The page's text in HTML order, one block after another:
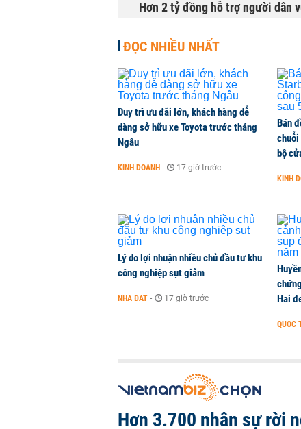
Hơn 2 tỷ đồng hỗ trợ người dân
Giá thực phẩm, rau xanh hạ nhiệt
HÀNG HÓA - 1 phút trước
Hơn 3.700 nhân sự rời ngành
Dow Jones tăng hơn 250 điểm,
ĐỌC NHIỀU NHẤT
Duy trì ưu đãi lớn, khách hàng dễ
dàng sở hữu xe Toyota trước tháng
Ngâu
KINH DOANH - 17 giờ trước
Bán
bộ
KINH
Lý do lợi nhuận nhiều chủ đầu tư khu
công nghiệp sụt giảm
NHÀ ĐẤT - 17 giờ trước
Hai
QUỐC
Hơn 3.700 nhân sự rời